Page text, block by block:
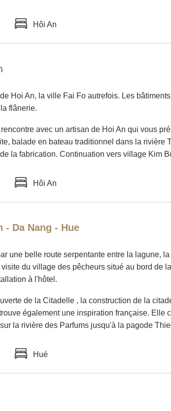
Hôi An
Hoi An, la ville Fai Fo autrefois. Les
flânerie.
avec un artisan de Hoi An qui vous
balade en bateau traditionnel dans la
la fabrication. Continuation vers village Kim
Hôi An
- Da Nang - Hue
une belle route serpentante entre la lagune,
du village des pêcheurs situé au bord de
à l'hôtel.
de la Citadelle , la construction de la
également une inspiration française.
la rivière des Parfums jusqu'à la pagode
Hué